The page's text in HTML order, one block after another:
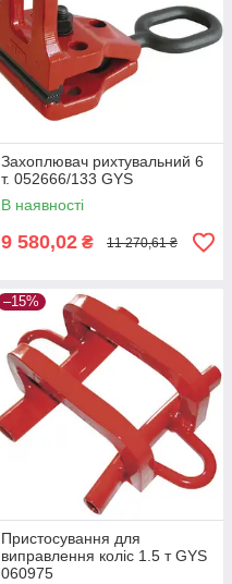
Захоплювач рихтувальний 6
т. 052666/133 GYS
В наявності
9 580,02 ₴ 11 270,61 ₴
–15%
Пристосування для
виправлення коліс 1.5 т GYS
060975